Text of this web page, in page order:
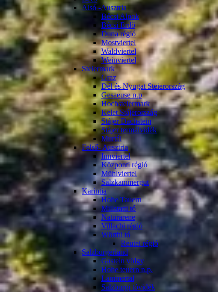
Alsó -Ausztria
Bécsi Alpok
Bécsi Erdő
Duna régió
Mostviertel
Waldviertel
Weinviertel
Steiermark
Graz
Dél és Nyugat Steierország
Gesaeuse n.p
Hochsteiermark
Kelet Stájerország
Stájer Dachstein
Stájer termálvidék
Murtál
Felső- Ausztria
Innviertel
Központi régió
Mühlviertel
Salzkammergut
Karintia
Hohe Tauern
Millstatti tó
Naturarene
Villachi régió
Wörthi tó
Reutei régió
Salzburgerland
Gastein völgy
Hohe teuern n.p.
Lammertal
Salzburgi tóvidék